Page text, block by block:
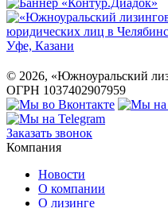
© 2026, «Южноуральский
ОГРН 1037402907959
Заказать звонок
Компания
Новости
О компании
О лизинге